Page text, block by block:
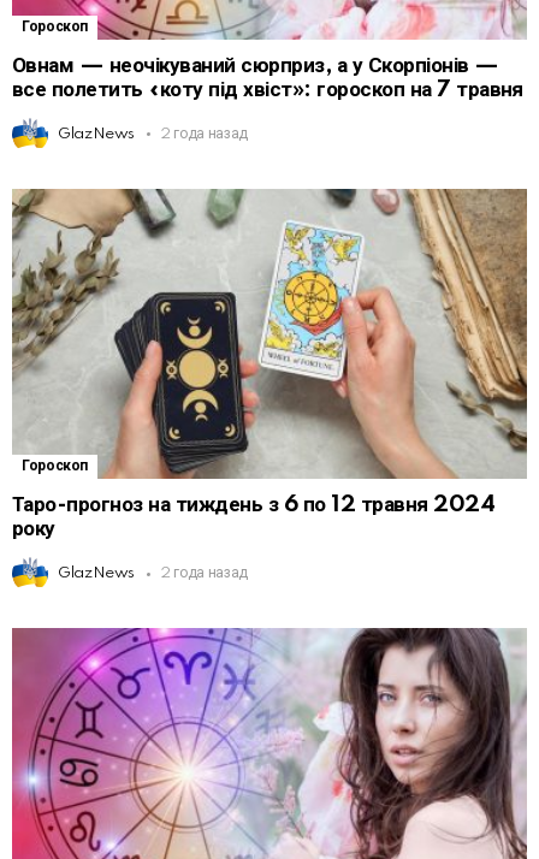
Гороскоп
Овнам — неочікуваний сюрприз, а у Скорпіонів —
все полетить «коту під хвіст»: гороскоп на 7 травня
GlazNews 2 года назад
Гороскоп
Таро-прогноз на тиждень з 6 по 12 травня 2024
року
GlazNews 2 года назад